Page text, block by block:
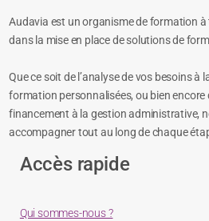
Audavia est un organisme de formation à
dans la mise en place de solutions de
Que ce soit de l’analyse de vos besoins à
formation personnalisées, ou bien encore
financement à la gestion administrative,
accompagner tout au long de chaque
Accès rapide
Qui sommes-nous ?